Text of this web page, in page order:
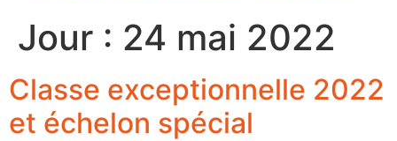
Jour : 24 mai 2022
Classe exceptionnelle 2022
et échelon spécial